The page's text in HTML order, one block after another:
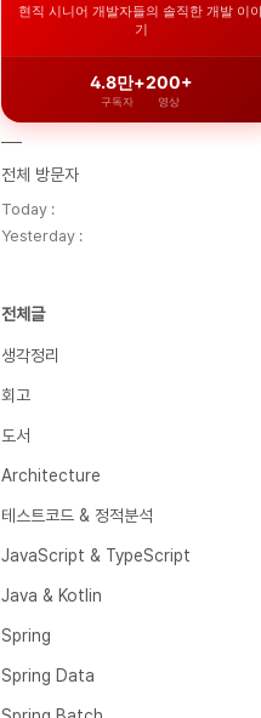
현직 시니어 개발자들의 솔직한 개발 이
기
4.8만+
구독자
200+
영상
전체 방문자
Today :
Yesterday :
전체글
생각정리
회고
도서
Architecture
테스트코드 & 정적분석
JavaScript & TypeScript
Java & Kotlin
Spring
Spring Data